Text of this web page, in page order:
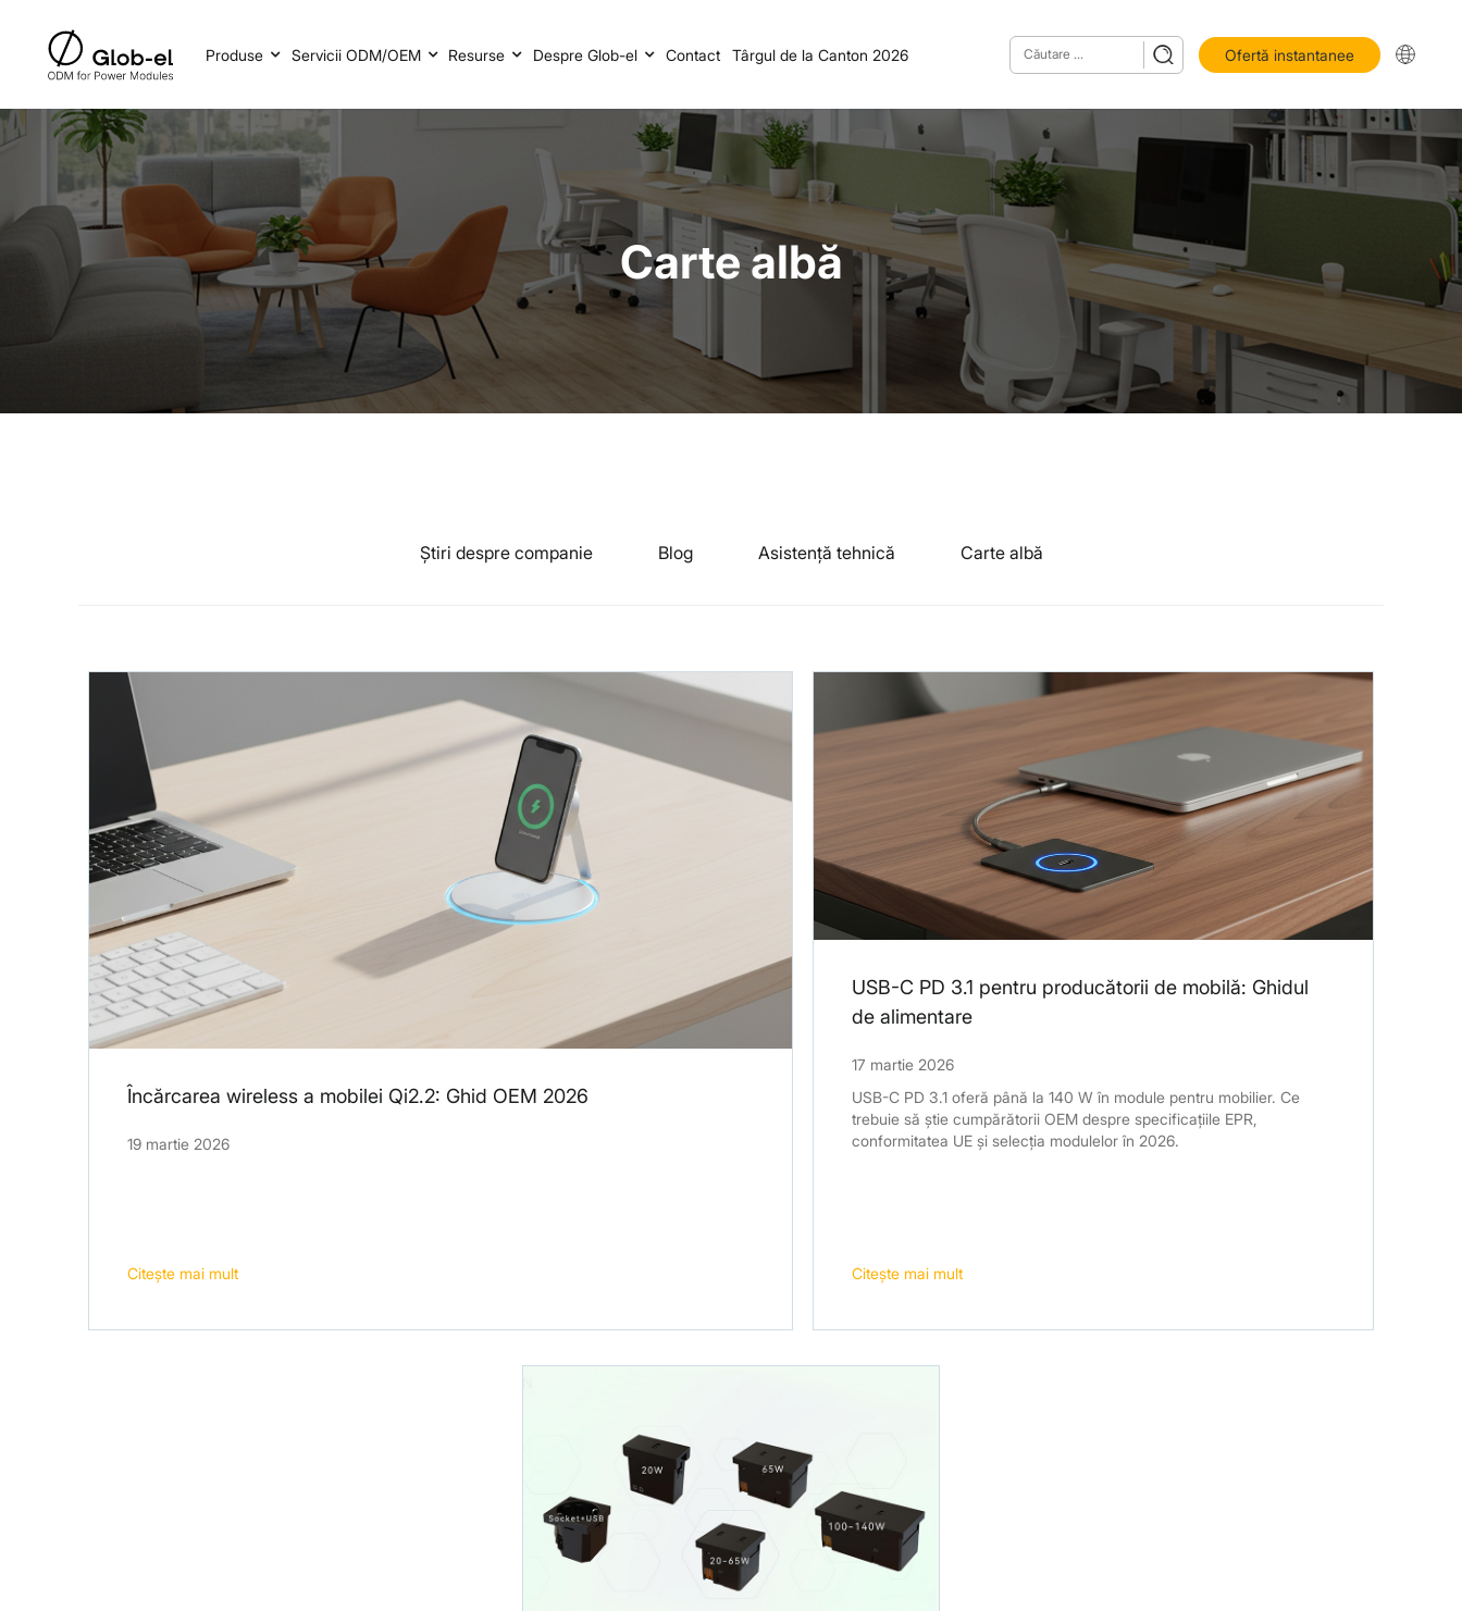
Produse Servicii ODM/OEM Resurse Despre Glob-el Contact Târgul de la Canton 2026 Ofertă instantanee
Carte albă
Știri despre companie Blog Asistență tehnică Carte albă
Încărcarea wireless a mobilei Qi2.2: Ghid OEM 2026
19 martie 2026
Citeşte mai mult
USB-C PD 3.1 pentru producătorii de mobilă: Ghidul
de alimentare
17 martie 2026
USB-C PD 3.1 oferă până la 140 W în module pentru mobilier. Ce
trebuie să știe cumpărătorii OEM despre specificațiile EPR,
conformitatea UE și selecția modulelor în 2026.
Citeşte mai mult